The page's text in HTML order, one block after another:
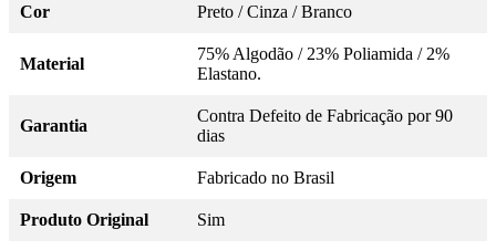
Cor Preto / Cinza / Branco
Material
75% Algodão / 23% Poliamida / 2%
Elastano.
Garantia
Contra Defeito de Fabricação por 90
dias
Origem Fabricado no Brasil
Produto Original Sim